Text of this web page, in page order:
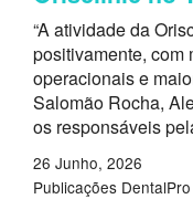
“A atividade da
positivamente, com
operacionais e
Salomão Rocha,
os responsáveis
26 Junho, 2026
Publicações DentalPro